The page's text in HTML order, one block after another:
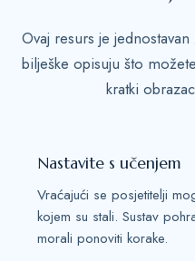
1
Ovaj resurs je
bilješke opisuju što
kratki
Nastavite s učenjem
Vraćajući se posjetitelji
kojem su stali. Sustav
morali ponoviti korake.